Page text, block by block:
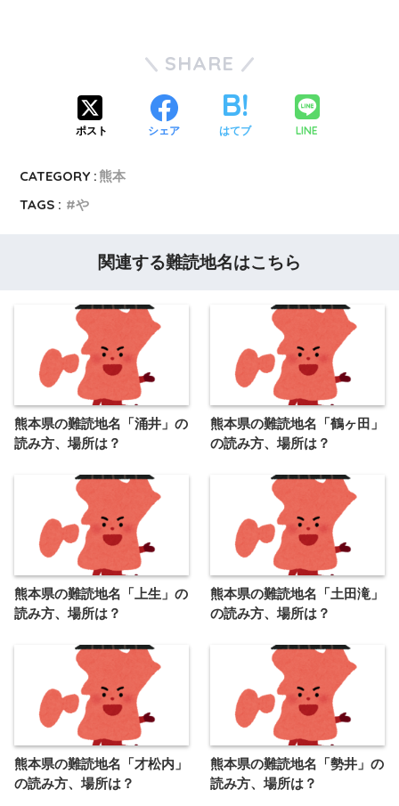
SHARE
ポスト シェア はてブ LINE
CATEGORY :熊本
TAGS :
や
関連する難読地名はこちら
熊本県の難読地名「涌井」の
読み方、場所は？
熊本県の難読地名「鶴ヶ田」
の読み方、場所は？
熊本県の難読地名「上生」の
読み方、場所は？
熊本県の難読地名「土田滝」
の読み方、場所は？
熊本県の難読地名「才松内」
の読み方、場所は？
熊本県の難読地名「勢井」の
読み方、場所は？